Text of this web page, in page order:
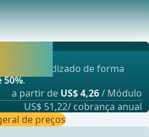
Secundáriode acordo com o
todas as endarterectomias
de aprendizado de forma
50%.
a partir de US$ 4,26/ Módulo
US$ 51,22/ cobrança anual
de preços